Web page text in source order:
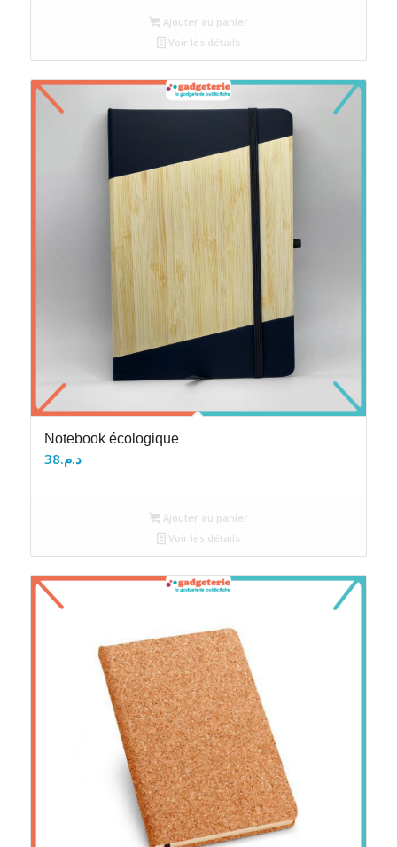
Ajouter au panier
Voir les détails
Notebook écologique
د.م.38
Ajouter au panier
Voir les détails